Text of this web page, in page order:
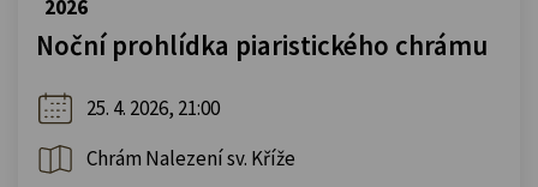
2026
Noční prohlídka piaristického chrámu
25. 4. 2026, 21:00
Chrám Nalezení sv. Kříže